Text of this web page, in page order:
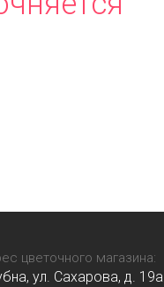
цветочного магазина:
ул. Сахарова, д. 19a